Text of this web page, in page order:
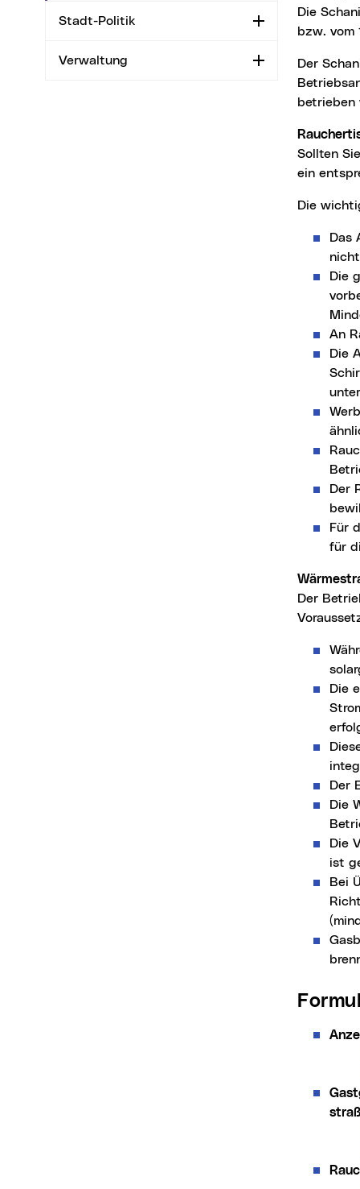
Stadt-Politik Aufklappen
Verwaltung Aufklappen
Die
bzw. vom
Der Schanigarten darf abhängig von den jeweiligen Festlegungen in der
betrieben
Sollten
ein
Die
Das
Die
An
Die
Der
Für
für
Der
Die
Der
Die
Die
ist
Bei